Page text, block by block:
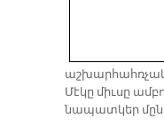
Մէ­կը միւ­սը
նա­պատ­կեր մըն